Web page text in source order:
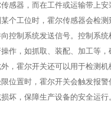
感器，而在工件或运输带上安
个工位时，霍尔传感器会检测
控制系统发送信号。控制系
作，如抓取、装配、加工等，
，霍尔开关还可以用于检测机
位置时，霍尔开关会触发报
坏，保障生产设备的安全运行